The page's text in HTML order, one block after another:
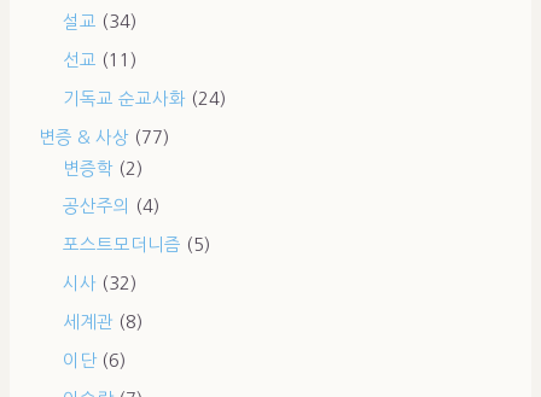
설교
(34)
선교 (11)
기독교 순교사화 (24)
변증 & 사상 (77)
변증학 (2)
공산주의 (4)
포스트모더니즘 (5)
시사 (32)
세계관 (8)
이단 (6)